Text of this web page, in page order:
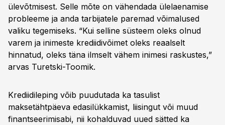
ülevõtmisest. Selle mõte on vähendada ülelaenamise
probleeme ja anda tarbijatele paremad võimalused
valiku tegemiseks. “Kui selline süsteem oleks olnud
varem ja inimeste krediidivõimet oleks reaalselt
hinnatud, oleks täna ilmselt vähem inimesi raskustes,”
arvas Turetski-Toomik.
Krediidileping võib puudutada ka tasulist
maksetähtpäeva edasilükkamist, liisingut või muud
finantseerimisabi, nii kohalduvad uued sätted ka